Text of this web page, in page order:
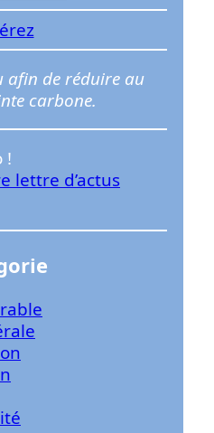
afin de réduire au
carbone.
!
lettre d’actus